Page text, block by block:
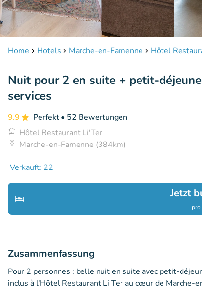
Home Hotels Marche-en-Famenne Hôtel
Nuit pour 2 en suite + petit-
services
9.9 Perfekt • 52 Bewertungen
Hôtel Restaurant Li'Ter
Marche-en-Famenne (384km)
Verkauft: 22
Jetzt
pro
Zusammenfassung
Pour 2 personnes : belle nuit en suite avec petit-
inclus à l'Hôtel Restaurant Li Ter au cœur de Marche-